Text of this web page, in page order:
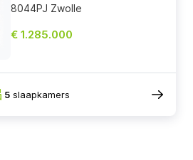
8044PJ Zwolle
€ 1.285.000
5 slaapkamers